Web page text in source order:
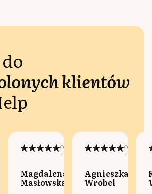
klientów
Opublikowano
na:
Magdalena
Masłowska
na:
Agnieszka
Wrobel